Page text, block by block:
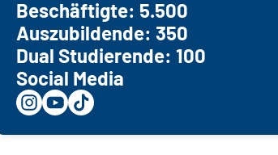
Beschäftigte: 5.500
Auszubildende: 350
Dual Studierende: 100
Social Media